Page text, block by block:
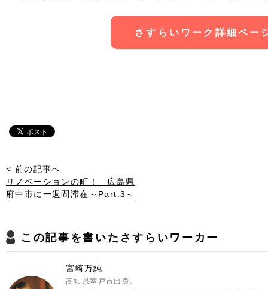
さすらいワーク詳細ペー
< 前の記事へ
リノベーションの町！ 広島県
府中市に一週間滞在～Part.3～
この記事を書いたさすらいワーカー
宮崎万純
高知県室戸市出身。